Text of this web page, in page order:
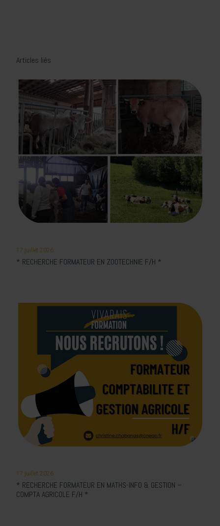
Articles liés
17 juillet 2026
* RECHERCHE FORMATEUR EN ZOOTECHNIE F/H *
17 juillet 2026
* RECHERCHE FORMATEUR EN MATHS-INFO & GESTION –
COMPTA AGRICOLE F/H *